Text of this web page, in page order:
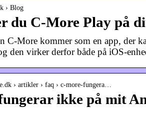
› Blog
du C-More Play på
C-More kommer som en app, der
den virker derfor både på iOS-
› artikler › faq › c-more-fungera…
ikke på mit